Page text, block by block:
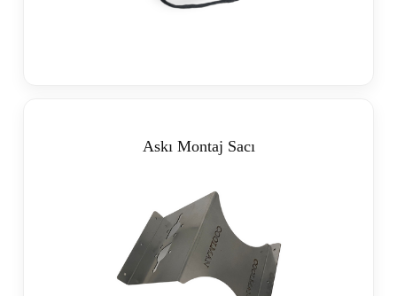
Askı Montaj Sacı